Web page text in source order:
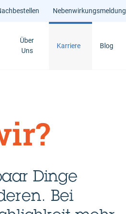
Nebenwirkungsmeldung
Über
Uns
Karriere Blog
Dinge
Bei